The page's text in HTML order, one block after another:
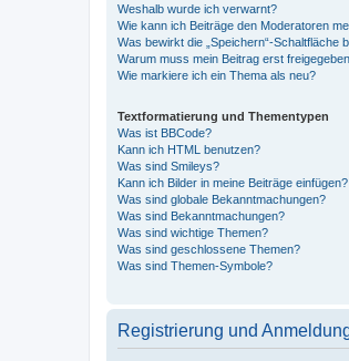
Weshalb wurde ich verwarnt?
Wie kann ich Beiträge den Moderatoren
Was bewirkt die „Speichern“-Schaltfläche
Warum muss mein Beitrag erst
Wie markiere ich ein Thema als neu?
Textformatierung und Thementypen
Was ist BBCode?
Kann ich HTML benutzen?
Was sind Smileys?
Kann ich Bilder in meine Beiträge einfügen?
Was sind globale Bekanntmachungen?
Was sind Bekanntmachungen?
Was sind wichtige Themen?
Was sind geschlossene Themen?
Was sind Themen-Symbole?
Registrierung und